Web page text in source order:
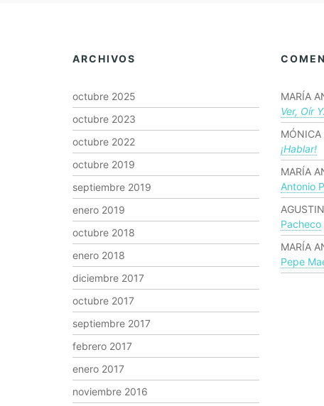
ARCHIVOS
octubre 2025
octubre 2023
octubre 2022
octubre 2019
septiembre 2019
enero 2019
octubre 2018
enero 2018
diciembre 2017
octubre 2017
septiembre 2017
febrero 2017
enero 2017
noviembre 2016
MARÍA
Ver, Oír
MÓNICA
¡hablar!
MARÍA
Antonio
Pacheco
MARÍA
Pepe